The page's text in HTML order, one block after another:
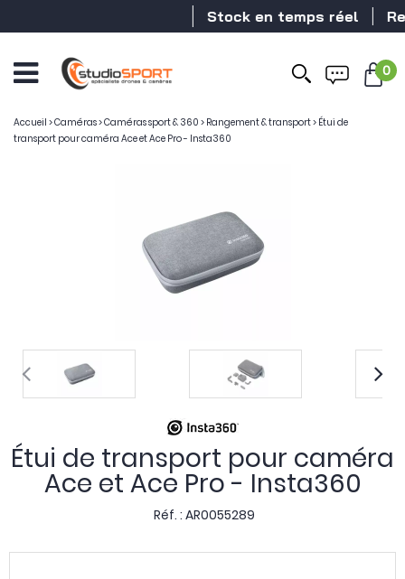
Stock en temps réel
0
Accueil >Caméras>Caméras sport & 360 > Rangement & transport> Étui de
transport pour caméra Ace et Ace Pro - Insta360
Étui de transport pour caméra
Ace et Ace Pro - Insta360
Réf. : AR0055289